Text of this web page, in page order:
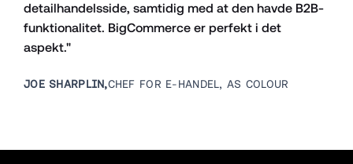
detailhandelsside, samtidig med at den havde B2B-
funktionalitet. BigCommerce er perfekt i det
aspekt."
JOE SHARPLIN,CHEF FOR E-HANDEL, AS COLOUR